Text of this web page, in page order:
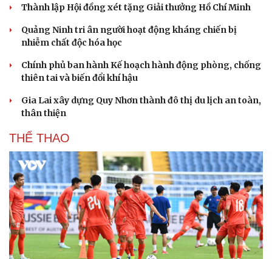
Thành lập Hội đồng xét tặng Giải thưởng Hồ Chí Minh
Quảng Ninh tri ân người hoạt động kháng chiến bị
nhiễm chất độc hóa học
Chính phủ ban hành Kế hoạch hành động phòng, chống
thiên tai và biến đổi khí hậu
Gia Lai xây dựng Quy Nhơn thành đô thị du lịch an toàn,
thân thiện
THỂ THAO